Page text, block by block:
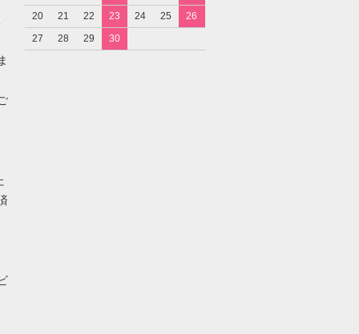
20
21 22 23 24 25
26
27
28 29 30